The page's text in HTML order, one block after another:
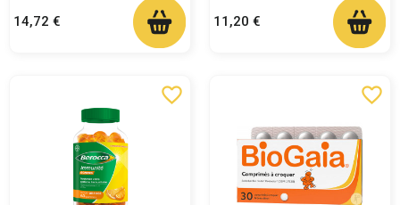
Prix
14,72 € Prix
11,20 €
favorite_border favorite_border